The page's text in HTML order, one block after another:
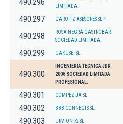
490.296
LIMITADA.
490.297 GAROITZ ASESORES SLP
490.298
ROSA NEGRA GASTROBAR
SOCIEDAD LIMITADA.
490.299 GAKUSEI SL
490.300
INGENIERIA TECNICA JDR
2006 SOCIEDAD LIMITADA
PROFESIONAL.
490.301 COMPEZIJA SL
490.302 BBB CONNECTS SL.
490.303 URVION-72 SL